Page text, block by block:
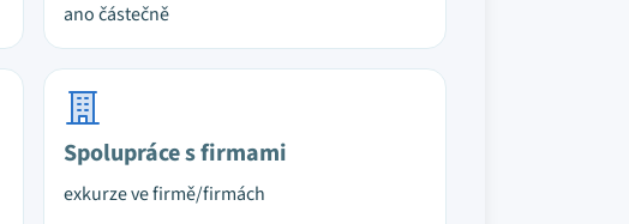
ano částečně
Spolupráce s firmami
exkurze ve firmě/firmách